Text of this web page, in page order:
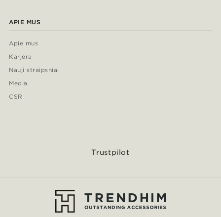
APIE MUS
Apie mus
Karjera
Nauji straipsniai
Media
CSR
Trustpilot